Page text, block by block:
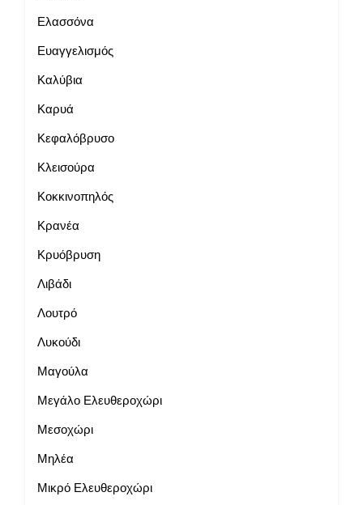
Ελασσόνα
Ευαγγελισμός
Καλύβια
Καρυά
Κεφαλόβρυσο
Κλεισούρα
Κοκκινοπηλός
Κρανέα
Κρυόβρυση
Λιβάδι
Λουτρό
Λυκούδι
Μαγούλα
Μεγάλο Ελευθεροχώρι
Μεσοχώρι
Μηλέα
Μικρό Ελευθεροχώρι